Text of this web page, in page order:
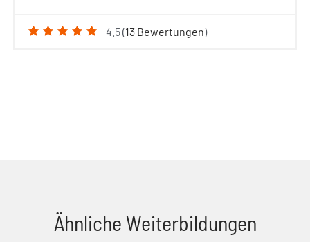
4.5 (13 Bewertungen)
Ähnliche Weiterbildungen